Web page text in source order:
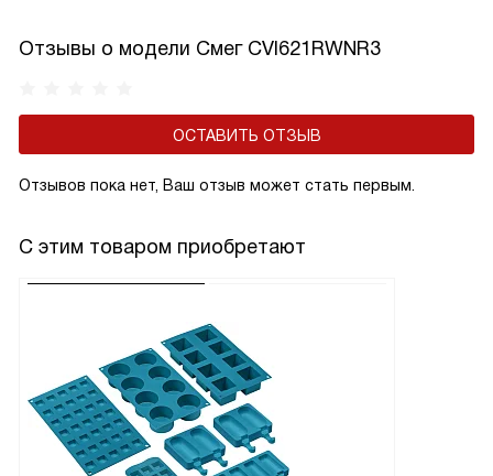
Отзывы о модели Смег CVI621RWNR3
ОСТАВИТЬ ОТЗЫВ
Отзывов пока нет, Ваш отзыв может стать первым.
С этим товаром приобретают